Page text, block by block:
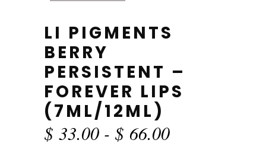
LI PIGMENTS
BERRY
PERSISTENT –
FOREVER LIPS
(7ML/12ML)
$ 33.00 - $ 66.00Rango